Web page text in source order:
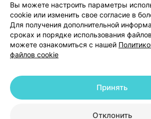
Способы оплаты
Вакансии
Написать руководителю
Написать в поддержку
Персональные настройки
© 2026 ООО «Артокс Лаб», УНП 191700409 |
+375 291212755
Вы можете настроить параметры
cookie или изменить свое согласие в
Для получения дополнительной
сроках и порядке использования
можете ознакомиться с нашей
файлов cookie
Отклонить
Принять